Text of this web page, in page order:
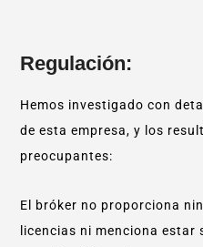
Regulación:
Hemos investigado con
de esta empresa, y los
preocupantes:
El bróker no proporciona
licencias ni menciona estar